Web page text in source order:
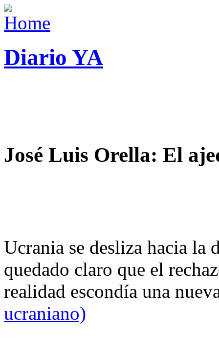
Diario YA
José Luis Orella: El
Ucrania se desliza hacia
quedado claro que el
realidad escondía una
ucraniano)